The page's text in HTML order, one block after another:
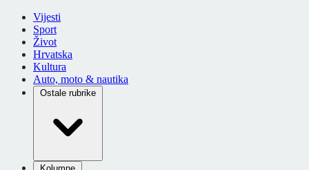
Vijesti
Sport
Život
Hrvatska
Kultura
Auto, moto & nautika
Ostale rubrike